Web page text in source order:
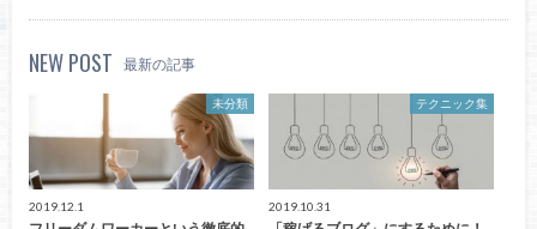
NEW POST 最新の記事
未分類
2019.12.1
テクニック集
2019.10.31